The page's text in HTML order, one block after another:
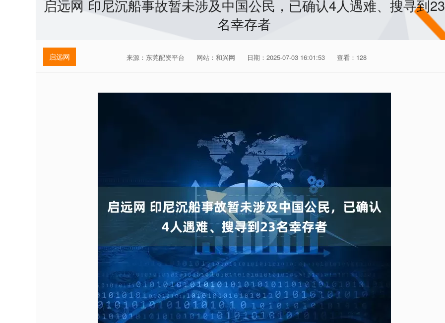
启远网 印尼沉船事故暂未涉及中国公民，已确认4人遇难、搜寻到23
名幸存者
启远网 来源：东莞配资平台 网站：和兴网 日期：2025-07-03 16:01:53 查看：128